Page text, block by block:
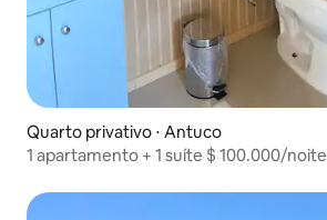
Quarto privativo ⋅ Antuco
1 apartamento + 1 suíte $ 100.000/noite